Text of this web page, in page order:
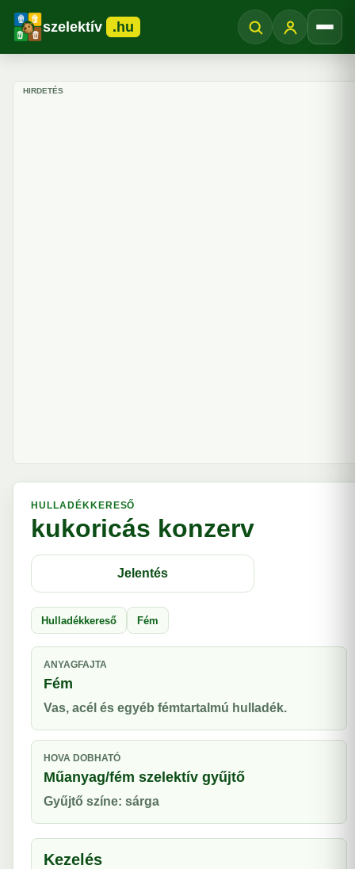
szelektív .hu
HIRDETÉS
HULLADÉKKERESŐ
kukoricás konzerv
Jelentés
Hulladékkereső Fém
ANYAGFAJTA
Fém
Vas, acél és egyéb fémtartalmú hulladék.
HOVA DOBHATÓ
Műanyag/fém szelektív gyűjtő
Gyűjtő színe: sárga
Kezelés